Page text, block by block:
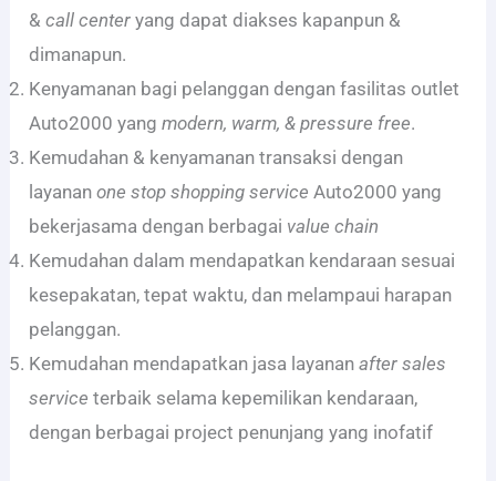
&call center yang dapat diakses kapanpun &
dimanapun.
Kenyamanan bagi pelanggan dengan fasilitas outlet
Auto2000 yangmodern, warm, & pressure free.
Kemudahan & kenyamanan transaksi dengan
layananone stop shopping service Auto2000 yang
bekerjasama dengan berbagai value chain
Kemudahan dalam mendapatkan kendaraan sesuai
kesepakatan, tepat waktu, dan melampaui harapan
pelanggan.
Kemudahan mendapatkan jasa layananafter sales
service terbaik selama kepemilikan kendaraan,
dengan berbagai project penunjang yang inofatif